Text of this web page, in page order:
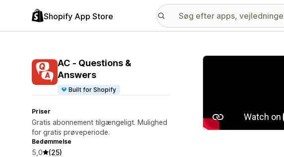
Shopify App Store
AC ‑ Questions &
Answers
Built for Shopify
Priser
Gratis abonnement tilgængeligt. Mulighed
for gratis prøveperiode.
Bedømmelse
5,0 (25)
Galleri med udvalgte